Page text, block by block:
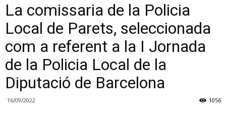
La comissaria de la Policia
Local de Parets, seleccionada
com a referent a la I Jornada
de la Policia Local de la
Diputació de Barcelona
16/09/2022 1056